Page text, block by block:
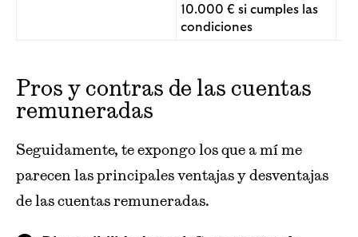
10.000 € si cumples las
condiciones
Pros y contras de las cuentas
remuneradas
Seguidamente, te expongo los que a mí me
parecen las principales ventajas y desventajas
de las cuentas remuneradas.